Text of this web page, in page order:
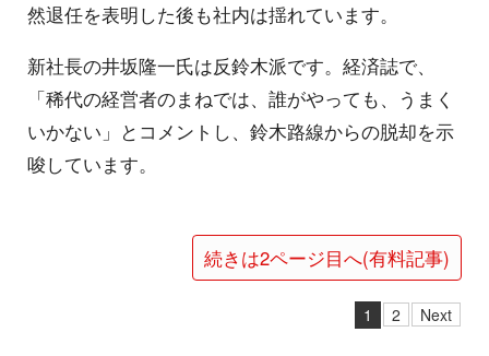
然退任を表明した後も社内は揺れています。
新社長の井坂隆一氏は反鈴木派です。経済誌で、
「稀代の経営者のまねでは、誰がやっても、うまく
いかない」とコメントし、鈴木路線からの脱却を示
唆しています。
続きは2ページ目へ(有料記事)
1 2 Next